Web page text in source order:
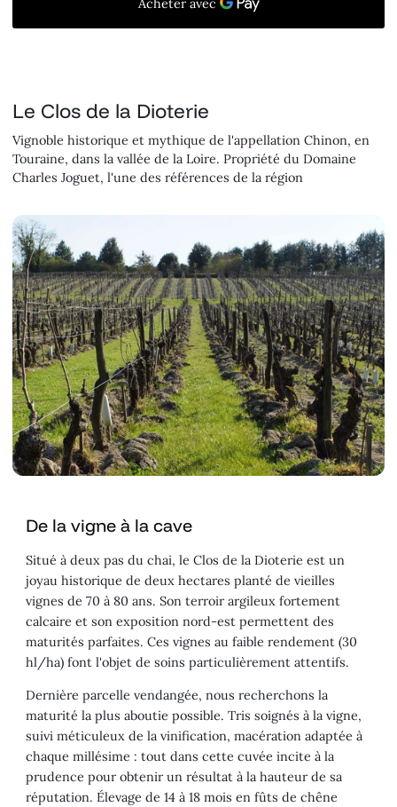
Le Clos de la Dioterie
Vignoble historique et mythique de l'appellation Chinon, en
Touraine, dans la vallée de la Loire. Propriété du Domaine
Charles Joguet, l'une des références de la région
De la vigne à la cave
Situé à deux pas du chai, le Clos de la Dioterie est un
joyau historique de deux hectares planté de vieilles
vignes de 70 à 80 ans. Son terroir argileux fortement
calcaire et son exposition nord-est permettent des
maturités parfaites. Ces vignes au faible rendement (30
hl/ha) font l'objet de soins particulièrement attentifs.
Dernière parcelle vendangée, nous recherchons la
maturité la plus aboutie possible. Tris soignés à la vigne,
suivi méticuleux de la vinification, macération adaptée à
chaque millésime : tout dans cette cuvée incite à la
prudence pour obtenir un résultat à la hauteur de sa
réputation. Élevage de 14 à 18 mois en fûts de chêne